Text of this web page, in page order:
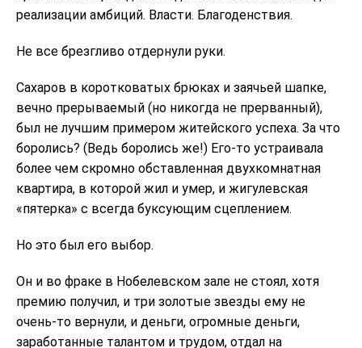
реализации амбиций. Власти. Благоденствия.
Не все брезгливо отдернули руки.
Сахаров в коротковатых брюках и заячьей шапке,
вечно прерываемый (но никогда не прерванный),
был не лучшим примером житейского успеха. За что
боролись? (Ведь боролись же!) Его-то устраивала
более чем скромно обставленная двухкомнатная
квартира, в которой жил и умер, и жигулевская
«пятерка» с всегда буксующим сцеплением.
Но это был его выбор.
Он и во фраке в Нобелевском зале не стоял, хотя
премию получил, и три золотые звезды ему не
очень-то вернули, и деньги, огромные деньги,
заработанные талантом и трудом, отдал на